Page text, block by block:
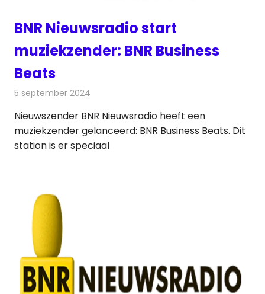
BNR Nieuwsradio start
muziekzender: BNR Business
Beats
5 september 2024
Nieuwszender BNR Nieuwsradio heeft een
muziekzender gelanceerd: BNR Business Beats. Dit
station is er speciaal